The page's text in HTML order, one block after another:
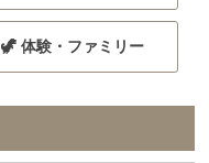
🦖 体験・ファミリー